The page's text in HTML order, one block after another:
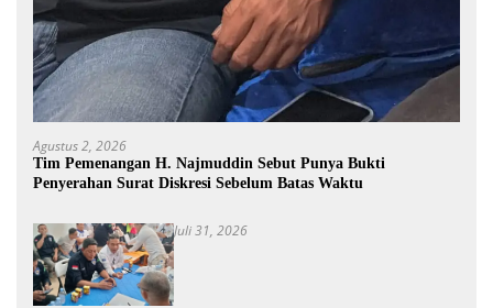
Agustus 2, 2026
Tim Pemenangan H. Najmuddin Sebut Punya Bukti
Penyerahan Surat Diskresi Sebelum Batas Waktu
Juli 31, 2026